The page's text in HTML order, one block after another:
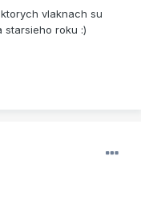
vlaknach su
starsieho roku :)